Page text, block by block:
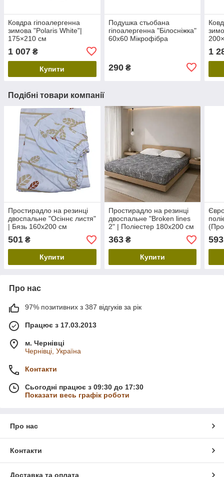
Ковдра гіпоалергенна
зимова "Polaris White"|
175×210 см
1 007 ₴
Купити
Подушка стьобана
гіпоалергенна "Білосніжка"
60х60 Мікрофібра
290₴
1
Подібні товари компанії
Простирадло на резинці
двоспальне "Осіннє листя"
| Бязь 160х200 см
501 ₴
Купити
Простирадло на резинці
двоспальне "Broken lines
2" | Поліестер 180х200 см
363₴
Купити
593
Про нас
97% позитивних з 387 відгуків за рік
Працює з 17.03.2013
м. Чернівці
Чернівці, Україна
Контакти
Сьогодні працює з 09:30 до 17:30
Показати весь графік роботи
Про нас
Контакти
Доставка та оплата